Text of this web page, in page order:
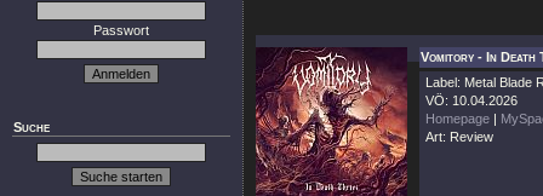
Passwort
Suche
Vomitory - In Death
Label: Metal Blade
VÖ: 10.04.2026
Homepage |
Art: Review